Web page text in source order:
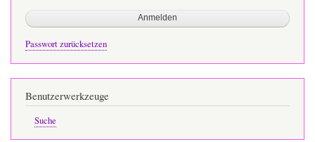
Passwort zurücksetzen
Benutzerwerkzeuge
Suche